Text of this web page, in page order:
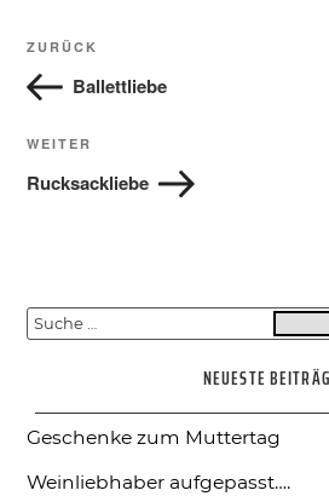
Beitragsnavigation
Vorheriger
Beitrag
ZURÜCK
Ballettliebe
Nächster
Beitrag
WEITER
Rucksackliebe
Suche
NEUESTE
Geschenke zum Muttertag
Weinliebhaber aufgepasst….